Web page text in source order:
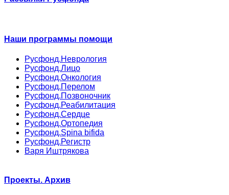
Наши программы помощи
Русфонд.Неврология
Русфонд.Лицо
Русфонд.Онкология
Русфонд.Перелом
Русфонд.Позвоночник
Русфонд.Реабилитация
Русфонд.Сердце
Русфонд.Ортопедия
Русфонд.Spina bifida
Русфонд.Регистр
Варя Иштрякова
Проекты. Архив